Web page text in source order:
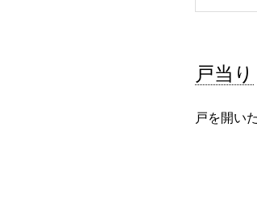
戸当り
戸を開い